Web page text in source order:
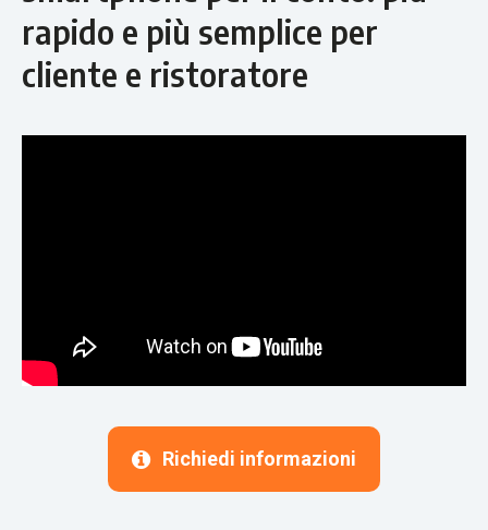
rapido e più semplice per
cliente e ristoratore
Richiedi informazioni